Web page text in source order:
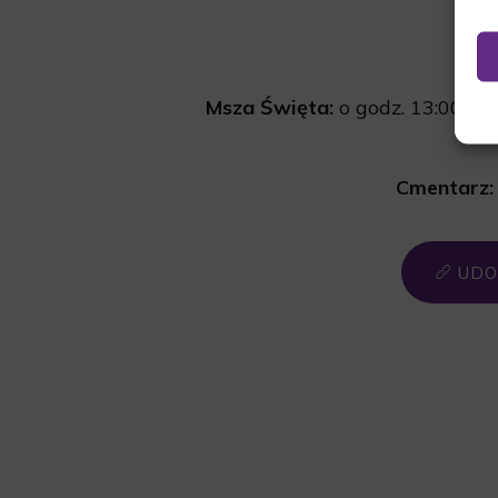
Msza Święta: o godz. 13:00 w
Cmentarz: